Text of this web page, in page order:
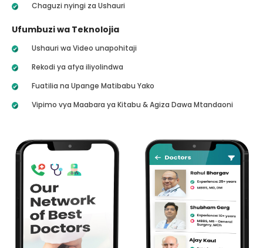
Chaguzi nyingi za Ushauri
Ufumbuzi wa Teknolojia
Ushauri wa Video unapohitaji
Rekodi ya afya iliyolindwa
Fuatilia na Upange Matibabu Yako
Vipimo vya Maabara ya Kitabu & Agiza Dawa Mtandaoni